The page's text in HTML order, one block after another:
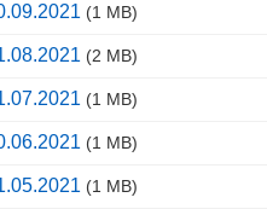
(1 MB)
(2 MB)
(1 MB)
(1 MB)
(1 MB)